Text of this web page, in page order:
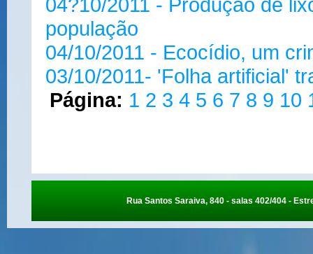
população
04/10/2011 - Ecocídio, um
03/10/2011- 'Folha artificial'
Página: 1 2 3 4 5 6 7 8 9 10
Rua Santos Saraiva, 840 - salas 402/404 -